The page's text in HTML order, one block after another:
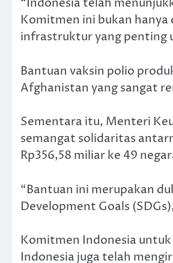
“Indonesia telah
Komitmen ini bukan
infrastruktur yang penting
Bantuan vaksin polio
Afghanistan yang sangat
Sementara itu, Menteri
semangat solidaritas
Rp356,58 miliar ke 49
“Bantuan ini merupakan
Development Goals
Komitmen Indonesia
Indonesia juga telah